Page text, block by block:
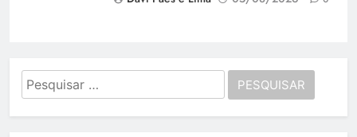
Pesquisar
por: